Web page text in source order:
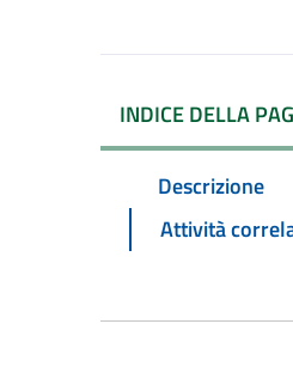
INDICE DELLA
Descrizione
Attività